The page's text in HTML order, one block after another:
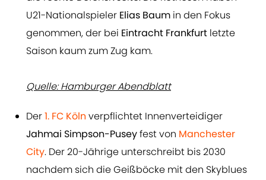
U21-Nationalspieler Elias Baum in den Fokus
genommen, der bei Eintracht Frankfurt letzte
Saison kaum zum Zug kam.
Quelle: Hamburger Abendblatt
Der1. FC Köln verpflichtet Innenverteidiger
Jahmai Simpson-Puseyfest von Manchester
City. Der 20-Jährige unterschreibt bis 2030
nachdem sich die Geißböcke mit den Skyblues